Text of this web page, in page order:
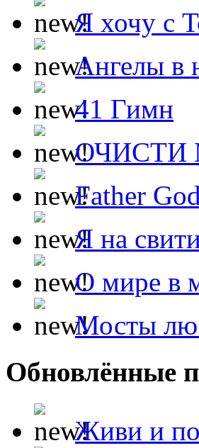
Я хочу с
Ангелы в
41 Гимн
ОЧИСТИ
Father
Я на
О мире в
Мосты
Обновлённые
Живи и